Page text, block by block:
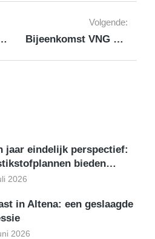
Renaissance van het Platteland
Volgende:
Bijeenkomst VNG over Ondermijning op 15 november in Utrecht
jaar eindelijk perspectief:
bieden…
2026
in Altena: een geslaagde
2026